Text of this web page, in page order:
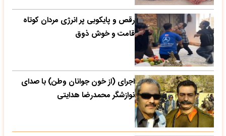
رقص و پایکوبی پر انرژی مردان کوتاه
قامت و خوش ذوق
اجرای (از خون جوانان وطن) با صدای
نوازشگر محمدرضا هدایتی